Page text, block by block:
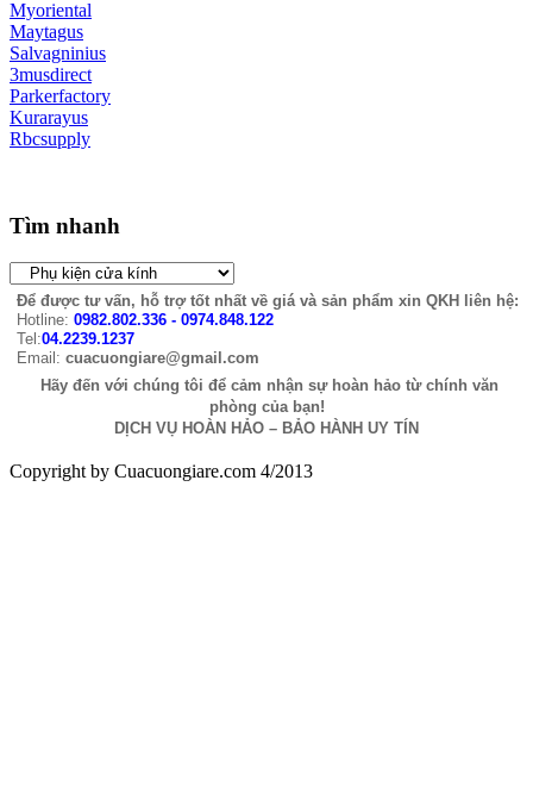
Myoriental
Maytagus
Salvagninius
3musdirect
Parkerfactory
Kurarayus
Rbcsupply
Tìm nhanh
Để được tư vấn, hỗ trợ tốt nhất về giá và sản phẩm xin QKH liên hệ:
Hotline: 0982.802.336 - 0974.848.122
Tel:04.2239.1237
Email: cuacuongiare@gmail.com
Hãy đến với chúng tôi để cảm nhận sự hoàn hảo từ chính văn
phòng của bạn!
DỊCH VỤ HOÀN HẢO – BẢO HÀNH UY TÍN
Copyright by Cuacuongiare.com 4/2013